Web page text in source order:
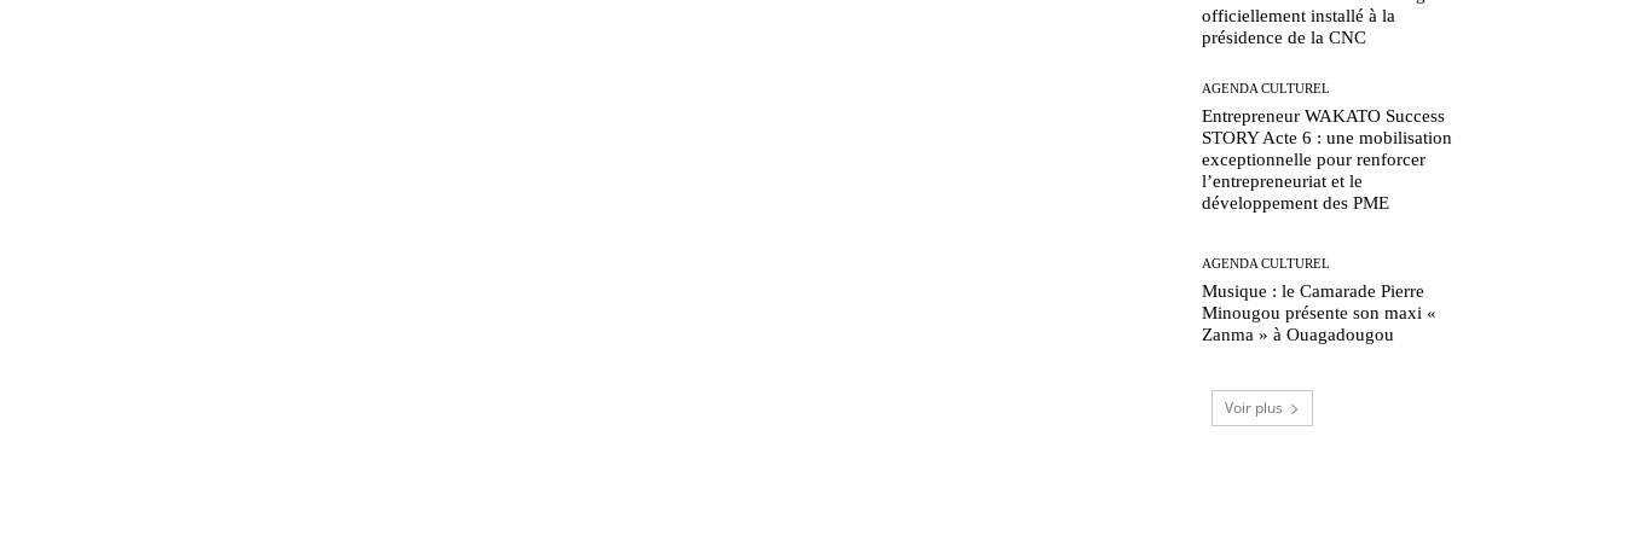
officiellement installé à la
présidence de la CNC
AGENDA CULTUREL
Entrepreneur WAKATO Success
STORY Acte 6 : une mobilisation
exceptionnelle pour renforcer
l’entrepreneuriat et le
développement des PME
AGENDA CULTUREL
Musique : le Camarade Pierre
Minougou présente son maxi «
Zanma » à Ouagadougou
Voir plus